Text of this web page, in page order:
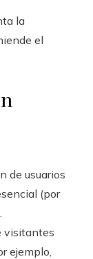
la
el
de usuarios
(por
visitantes
ejemplo,